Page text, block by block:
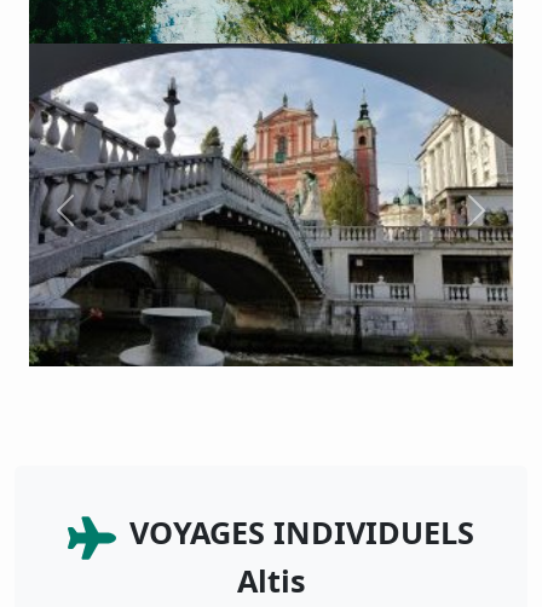
Précèdent Suivant
VOYAGES INDIVIDUELS
Altis